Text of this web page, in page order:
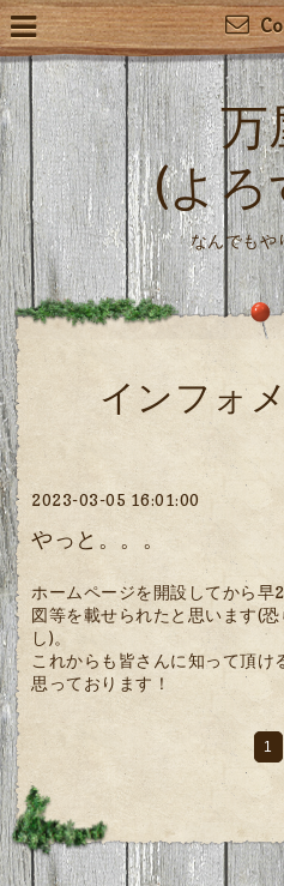
万
(よろ
なんでもや
インフォ
2023-03-05 16:01:00
やっと。。。
ホームページを開設してから早
図等を載せられたと思います(
し)。
これからも皆さんに知って頂け
思っております！
1